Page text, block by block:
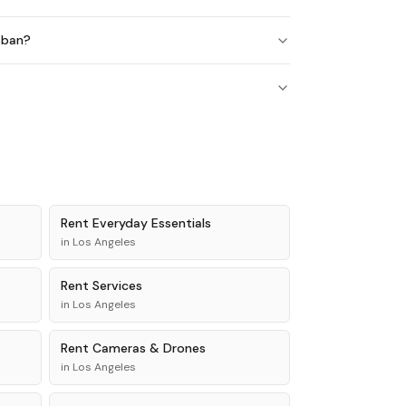
Rent Everyday Essentials
in Los Angeles
Rent Services
in Los Angeles
Rent Cameras & Drones
in Los Angeles